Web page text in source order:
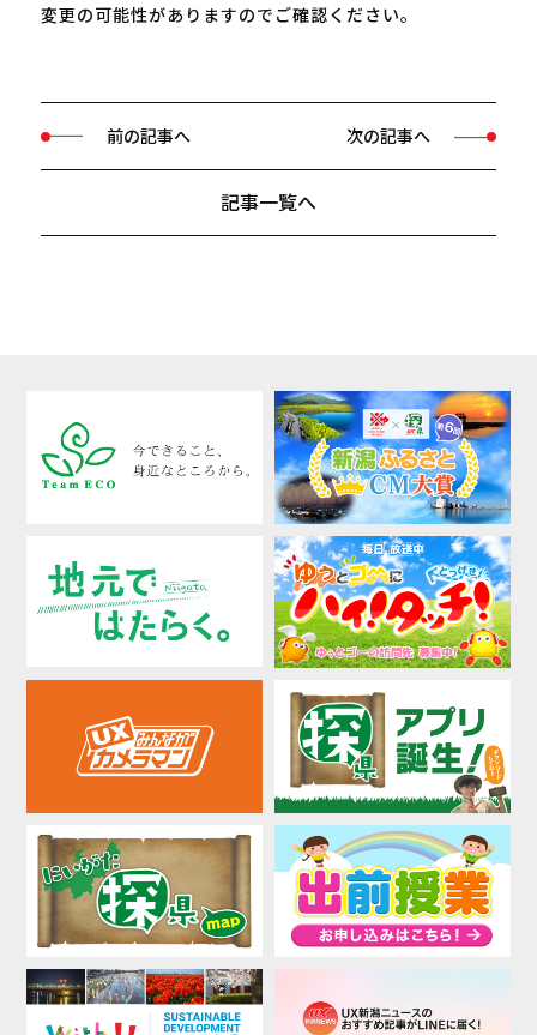
変更の可能性がありますのでご確認ください。
前の記事へ
記事一覧へ
次の記事へ